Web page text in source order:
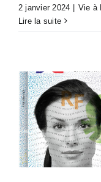
2 janvier 2024 | Vie à
Lire la suite